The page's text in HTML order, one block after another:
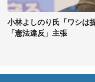
小林よしのり氏「ワシは
「憲法違反」主張